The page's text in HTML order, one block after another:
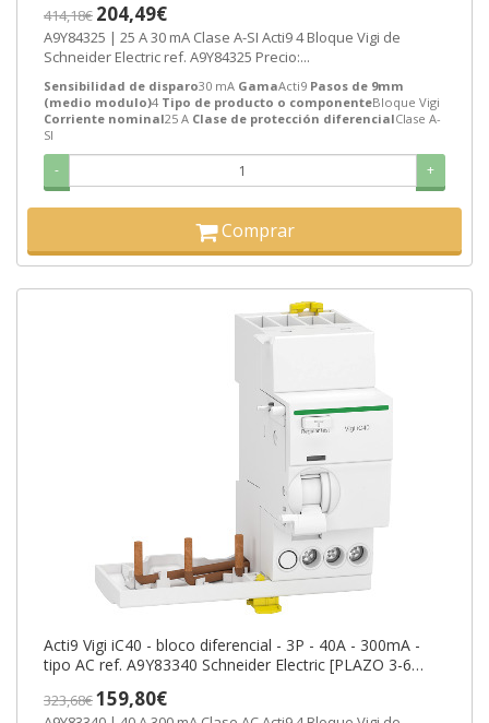
414,18€ 204,49€
A9Y84325 | 25 A 30 mA Clase A-SI Acti9 4 Bloque Vigi de
Schneider Electric ref. A9Y84325 Precio:...
Sensibilidad de disparo30 mA GamaActi9 Pasos de 9mm
(medio modulo)4 Tipo de producto o componenteBloque Vigi
Corriente nominal25 A Clase de protección diferencialClase A-
SI
- +
Comprar
Acti9 Vigi iC40 - bloco diferencial - 3P - 40A - 300mA -
tipo AC ref. A9Y83340 Schneider Electric [PLAZO 3-6
323,68€159,80€